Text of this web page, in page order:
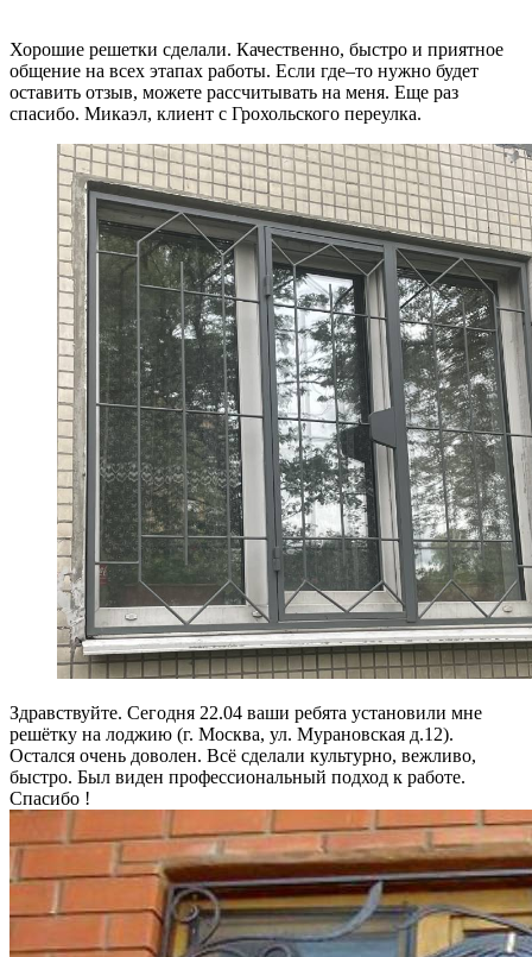
Хорошие решетки сделали. Качественно, быстро и приятное
общение на всех этапах работы. Если где–то нужно будет
оставить отзыв, можете рассчитывать на меня. Еще раз
спасибо. Микаэл, клиент с Грохольского переулка.
Здравствуйте. Сегодня 22.04 ваши ребята установили мне
решётку на лоджию (г. Москва, ул. Мурановская д.12).
Остался очень доволен. Всё сделали культурно, вежливо,
быстро. Был виден профессиональный подход к работе.
Спасибо !